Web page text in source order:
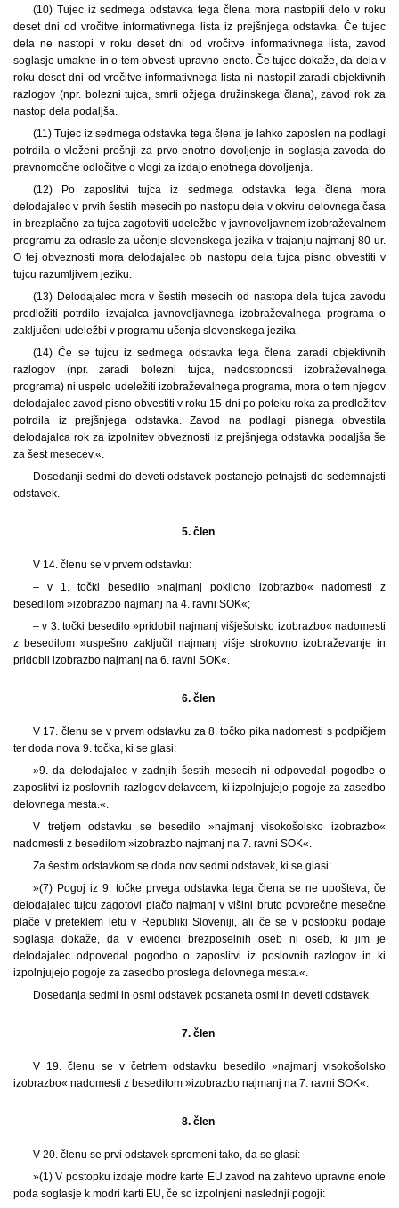
(10) Tujec iz sedmega odstavka tega člena mora nastopiti delo v roku
deset dni od vročitve informativnega lista iz prejšnjega odstavka. Če tujec
dela ne nastopi v roku deset dni od vročitve informativnega lista, zavod
soglasje umakne in o tem obvesti upravno enoto. Če tujec dokaže, da dela v
roku deset dni od vročitve informativnega lista ni nastopil zaradi objektivnih
razlogov (npr. bolezni tujca, smrti ožjega družinskega člana), zavod rok za
nastop dela podaljša.
(11) Tujec iz sedmega odstavka tega člena je lahko zaposlen na podlagi
potrdila o vloženi prošnji za prvo enotno dovoljenje in soglasja zavoda do
pravnomočne odločitve o vlogi za izdajo enotnega dovoljenja.
(12) Po zaposlitvi tujca iz sedmega odstavka tega člena mora
delodajalec v prvih šestih mesecih po nastopu dela v okviru delovnega časa
in brezplačno za tujca zagotoviti udeležbo v javnoveljavnem izobraževalnem
programu za odrasle za učenje slovenskega jezika v trajanju najmanj 80 ur.
O tej obveznosti mora delodajalec ob nastopu dela tujca pisno obvestiti v
tujcu razumljivem jeziku.
(13) Delodajalec mora v šestih mesecih od nastopa dela tujca zavodu
predložiti potrdilo izvajalca javnoveljavnega izobraževalnega programa o
zaključeni udeležbi v programu učenja slovenskega jezika.
(14) Če se tujcu iz sedmega odstavka tega člena zaradi objektivnih
razlogov (npr. zaradi bolezni tujca, nedostopnosti izobraževalnega
programa) ni uspelo udeležiti izobraževalnega programa, mora o tem njegov
delodajalec zavod pisno obvestiti v roku 15 dni po poteku roka za predložitev
potrdila iz prejšnjega odstavka. Zavod na podlagi pisnega obvestila
delodajalca rok za izpolnitev obveznosti iz prejšnjega odstavka podaljša še
za šest mesecev.«.
Dosedanji sedmi do deveti odstavek postanejo petnajsti do sedemnajsti
odstavek.
5. člen
V 14. členu se v prvem odstavku:
– v 1. točki besedilo »najmanj poklicno izobrazbo« nadomesti z
besedilom »izobrazbo najmanj na 4. ravni SOK«;
– v 3. točki besedilo »pridobil najmanj višješolsko izobrazbo« nadomesti
z besedilom »uspešno zaključil najmanj višje strokovno izobraževanje in
pridobil izobrazbo najmanj na 6. ravni SOK«.
6. člen
V 17. členu se v prvem odstavku za 8. točko pika nadomesti s podpičjem
ter doda nova 9. točka, ki se glasi:
»9. da delodajalec v zadnjih šestih mesecih ni odpovedal pogodbe o
zaposlitvi iz poslovnih razlogov delavcem, ki izpolnjujejo pogoje za zasedbo
delovnega mesta.«.
V tretjem odstavku se besedilo »najmanj visokošolsko izobrazbo«
nadomesti z besedilom »izobrazbo najmanj na 7. ravni SOK«.
Za šestim odstavkom se doda nov sedmi odstavek, ki se glasi:
»(7) Pogoj iz 9. točke prvega odstavka tega člena se ne upošteva, če
delodajalec tujcu zagotovi plačo najmanj v višini bruto povprečne mesečne
plače v preteklem letu v Republiki Sloveniji, ali če se v postopku podaje
soglasja dokaže, da v evidenci brezposelnih oseb ni oseb, ki jim je
delodajalec odpovedal pogodbo o zaposlitvi iz poslovnih razlogov in ki
izpolnjujejo pogoje za zasedbo prostega delovnega mesta.«.
Dosedanja sedmi in osmi odstavek postaneta osmi in deveti odstavek.
7. člen
V 19. členu se v četrtem odstavku besedilo »najmanj visokošolsko
izobrazbo« nadomesti z besedilom »izobrazbo najmanj na 7. ravni SOK«.
8. člen
V 20. členu se prvi odstavek spremeni tako, da se glasi:
»(1) V postopku izdaje modre karte EU zavod na zahtevo upravne enote
poda soglasje k modri karti EU, če so izpolnjeni naslednji pogoji: